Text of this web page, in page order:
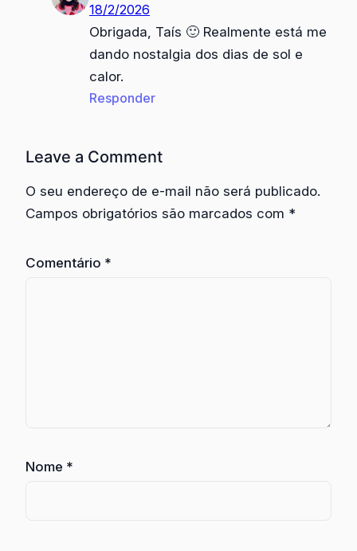
18/2/2026
Obrigada, Taís 🙂 Realmente está me
dando nostalgia dos dias de sol e
calor.
Responder
Leave a Comment
O seu endereço de e-mail não será publicado.
Campos obrigatórios são marcados com *
Comentário *
Nome *